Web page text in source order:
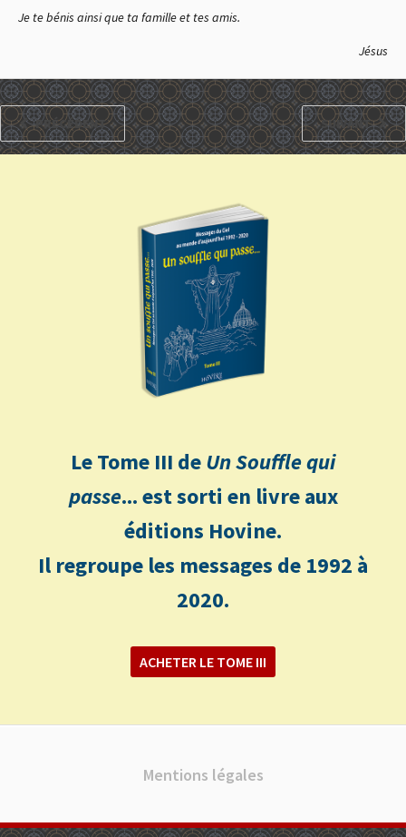
Je te bénis ainsi que ta famille et tes amis.
Jésus
PRÉCÉDENT SUIVANT
Le Tome III deUn Souffle qui
passe... est sorti en livre aux
éditions Hovine.
Il regroupe les messages de 1992 à
2020.
ACHETER LE TOME III
Mentions légales